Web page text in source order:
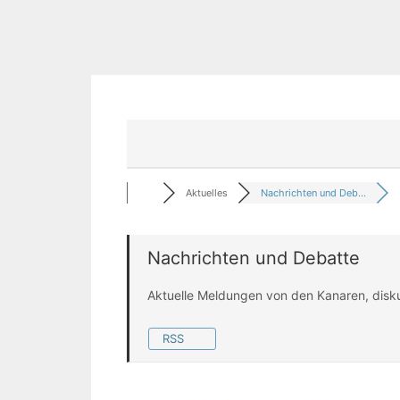
Aktuelles Nachrichten und Deb...
Nachrichten und Debatte
Aktuelle Meldungen von den Kanaren,
RSS